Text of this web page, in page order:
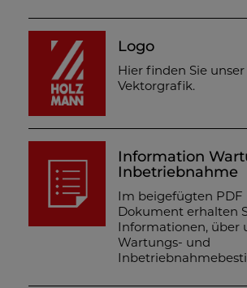
Logo
Hier finden Sie unser
Vektorgrafik.
Information
Inbetriebnahme
Im beigefügten PDF
Dokument erhalten
Informationen, über
Wartungs- und